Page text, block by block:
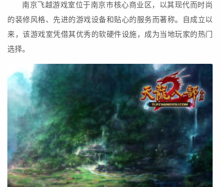
南京飞越游戏室位于南京市核心商业区，以其现代而时尚
的装修风格、先进的游戏设备和贴心的服务而著称。自成立以
来，该游戏室凭借其优秀的软硬件设施，成为当地玩家的热门
选择。